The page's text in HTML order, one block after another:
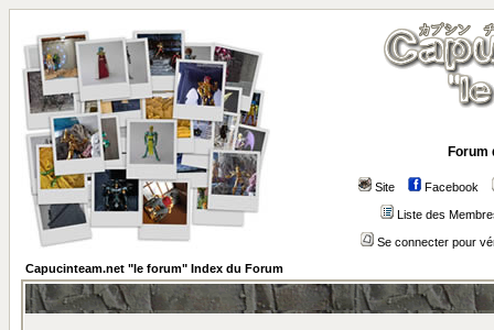
Forum
Site Facebook
Liste des
Se connecter pour
Capucinteam.net "le forum" Index du Forum